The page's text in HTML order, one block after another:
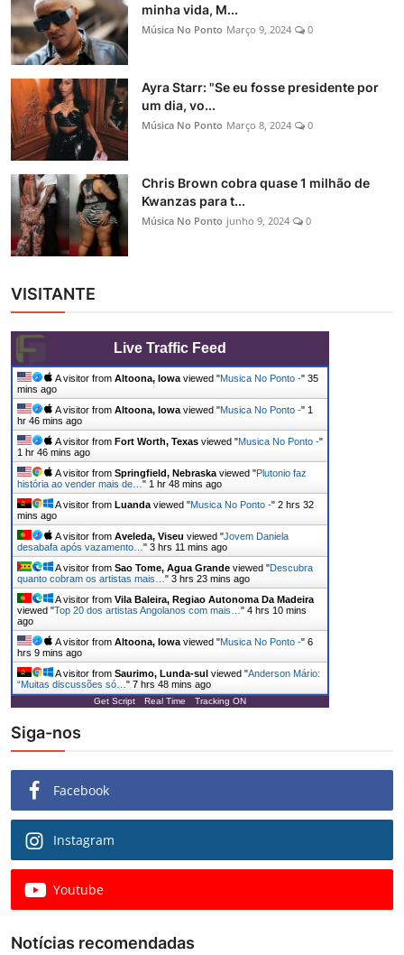
minha vida, M...
Música No Ponto Março 9, 2024 0
Ayra Starr: "Se eu fosse presidente por
um dia, vo...
Música No Ponto Março 8, 2024 0
Chris Brown cobra quase 1 milhão de
Kwanzas para t...
Música No Ponto junho 9, 2024 0
VISITANTE
Live Traffic Feed
A visitor from Altoona, Iowa viewed "Musica No Ponto -" 35
mins ago
A visitor from Altoona, Iowa viewed "Musica No Ponto -" 1
hr 46 mins ago
A visitor from Fort Worth, Texas viewed "Musica No Ponto -"
1 hr 46 mins ago
A visitor from Springfield, Nebraska viewed "Plutonio faz
história ao vender mais de… " 1 hr 48 mins ago
A visitor from Luanda viewed "Musica No Ponto -" 2 hrs 32
mins ago
A visitor from Aveleda, Viseu viewed "Jovem Daniela
desabafa após vazamento… " 3 hrs 11 mins ago
A visitor from Sao Tome, Agua Grande viewed "Descubra
quanto cobram os artistas mais… " 3 hrs 23 mins ago
A visitor from Vila Baleira, Regiao Autonoma Da Madeira
viewed "Top 20 dos artistas Angolanos com mais… " 4 hrs 10 mins
ago
A visitor from Altoona, Iowa viewed "Musica No Ponto -" 6
hrs 9 mins ago
A visitor from Saurimo, Lunda-sul viewed "Anderson Mário:
“Muitas discussões só… " 7 hrs 48 mins ago
Get Script Real Time Tracking ON
Siga-nos
Facebook
Instagram
Youtube
Notícias recomendadas